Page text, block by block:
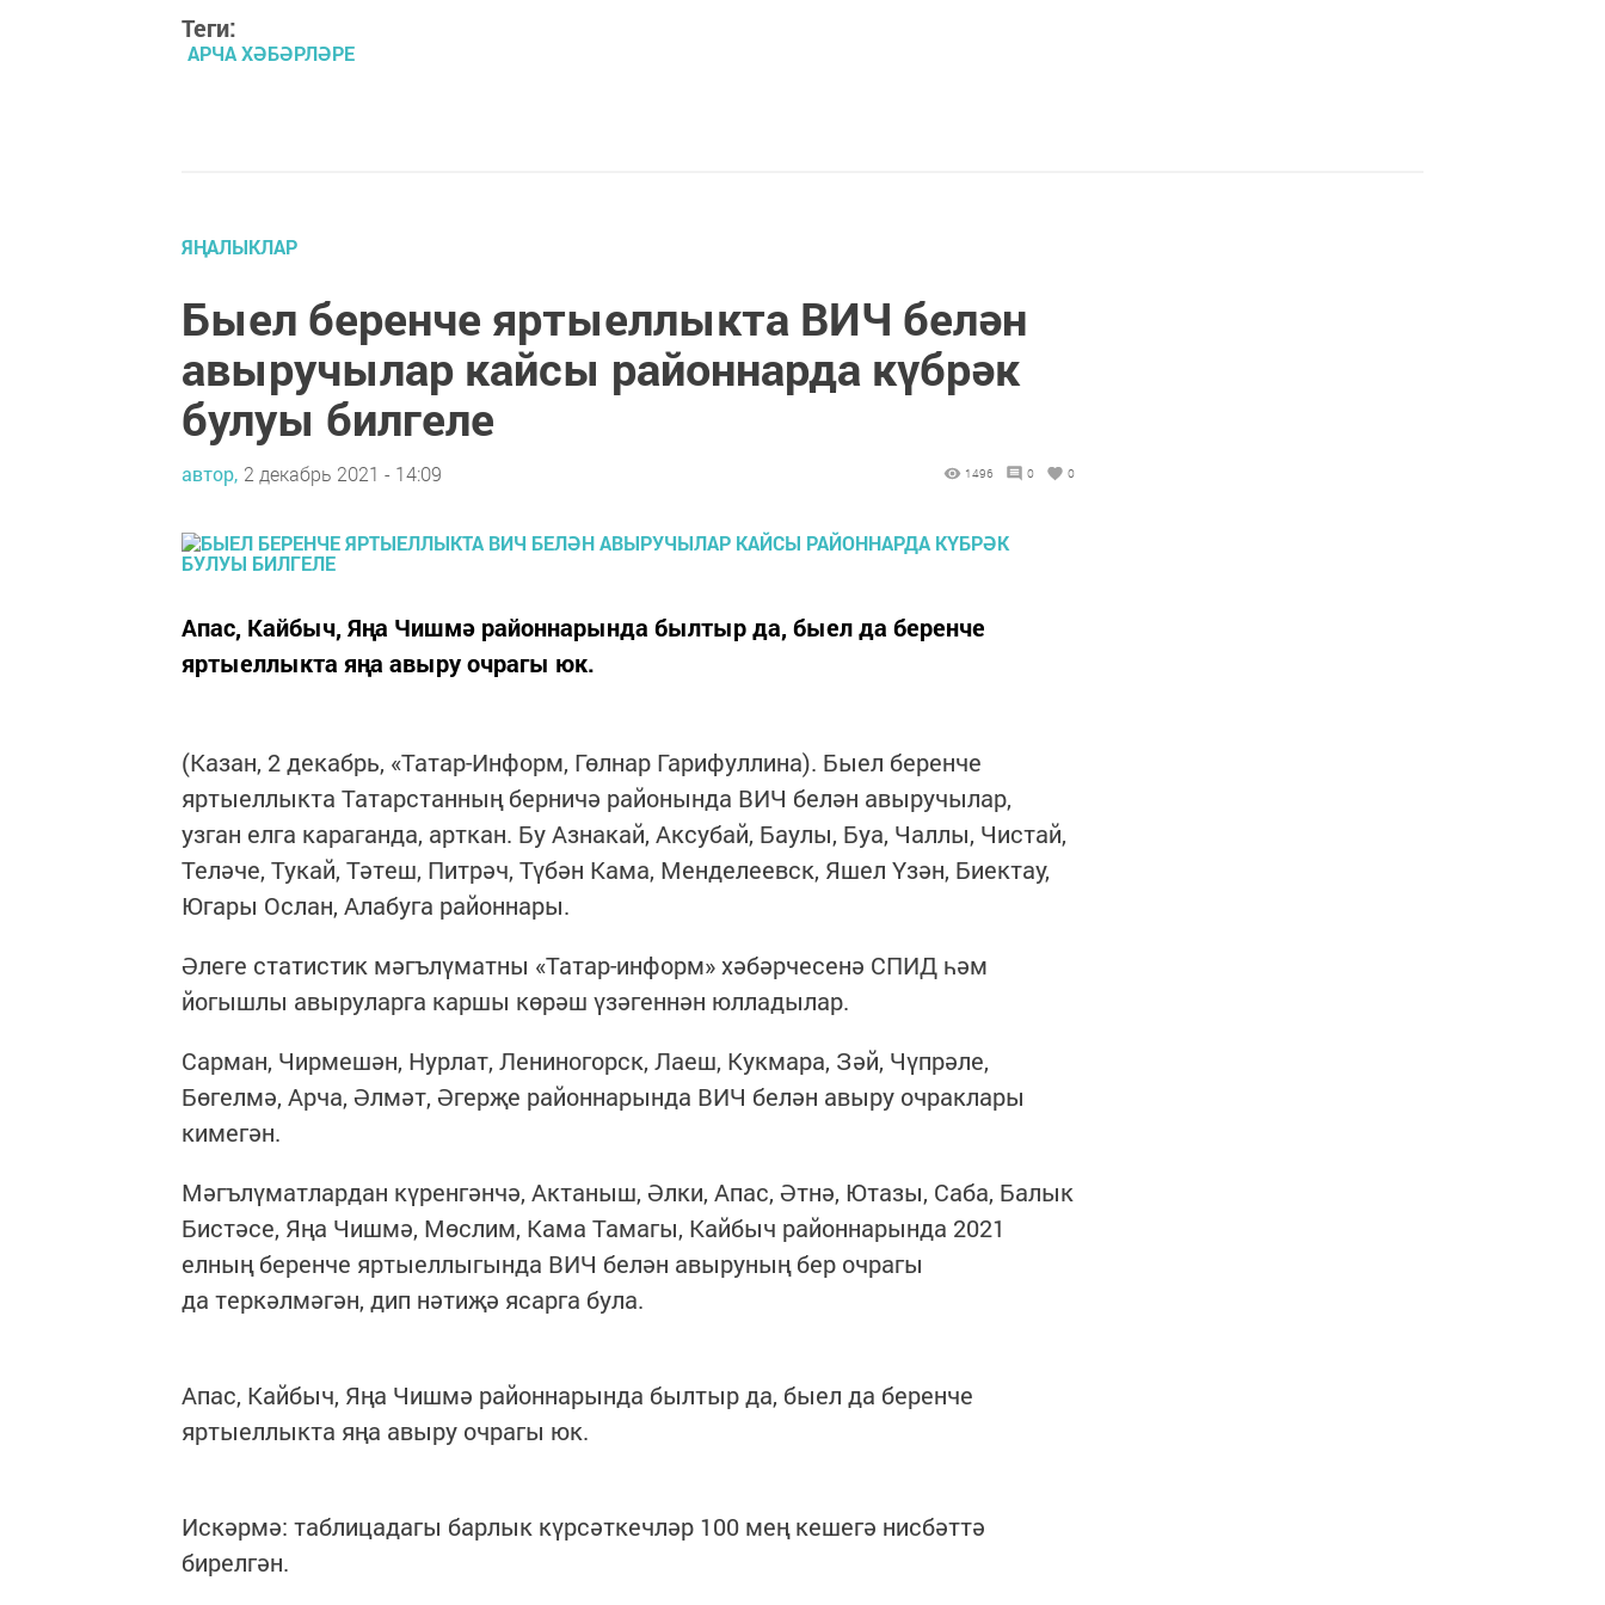
Теги:
АРЧА ХӘБӘРЛӘРЕ
ЯҢАЛЫКЛАР
Быел беренче яртыеллыкта ВИЧ белән
авыручылар кайсы районнарда күбрәк
булуы билгеле
автор, 2 декабрь 2021 - 14:09 1496 0 0
Апас, Кайбыч, Яңа Чишмә районнарында былтыр да, быел да беренче
яртыеллыкта яңа авыру очрагы юк.
(Казан, 2 декабрь, «Татар-Информ, Гөлнар Гарифуллина). Быел беренче
яртыеллыкта Татарстанның берничә районында ВИЧ белән авыручылар,
узган елга караганда, арткан. Бу Азнакай, Аксубай, Баулы, Буа, Чаллы, Чистай,
Теләче, Тукай, Тәтеш, Питрәч, Түбән Кама, Менделеевск, Яшел Үзән, Биектау,
Югары Ослан, Алабуга районнары.
Әлеге статистик мәгълүматны «Татар-информ» хәбәрчесенә СПИД һәм
йогышлы авыруларга каршы көрәш үзәгеннән юлладылар.
Сарман, Чирмешән, Нурлат, Лениногорск, Лаеш, Кукмара, Зәй, Чүпрәле,
Бөгелмә, Арча, Әлмәт, Әгерҗе районнарында ВИЧ белән авыру очраклары
кимегән.
Мәгълүматлардан күренгәнчә, Актаныш, Әлки, Апас, Әтнә, Ютазы, Саба, Балык
Бистәсе, Яңа Чишмә, Мөслим, Кама Тамагы, Кайбыч районнарында 2021
елның беренче яртыеллыгында ВИЧ белән авыруның бер очрагы
да теркәлмәгән, дип нәтиҗә ясарга була.
Апас, Кайбыч, Яңа Чишмә районнарында былтыр да, быел да беренче
яртыеллыкта яңа авыру очрагы юк.
Искәрмә: таблицадагы барлык күрсәткечләр 100 мең кешегә нисбәттә
бирелгән.